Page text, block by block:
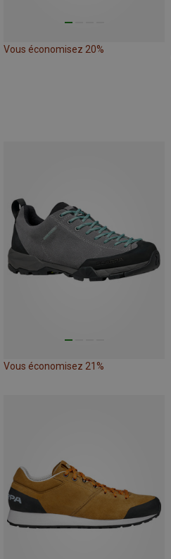
Vous économisez 20%
Vous économisez 21%